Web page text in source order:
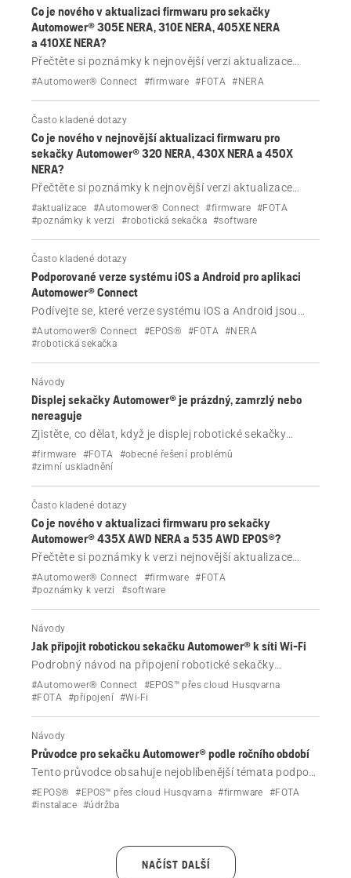
Co je nového v aktualizaci firmwaru pro sekačky
Automower® 305E NERA, 310E NERA, 405XE NERA
a 410XE NERA?
Přečtěte si poznámky k nejnovější verzi aktualizace
firmwaru pro sekačky Husqvarna Automower® 305E
#Automower® Connect #firmware #FOTA #NERA
Často kladené dotazy
Co je nového v nejnovější aktualizaci firmwaru pro
sekačky Automower® 320 NERA, 430X NERA a 450X
NERA?
Přečtěte si poznámky k nejnovější verzi aktualizace
firmwaru pro sekačky Husqvarna Automower® 320
NERA, 430X NERA a 450X NERA.
#aktualizace #Automower® Connect #firmware #FOTA
#poznámky k verzi
#robotická sekačka #software
Často kladené dotazy
Podporované verze systému iOS a Android pro aplikaci
Automower® Connect
Podívejte se, které verze systému iOS a Android jsou
podporovány aplikací Automower® Connect, proč je
důležité aktualizovat zařízení a jaký je dopad používání
#Automower® Connect #EPOS® #FOTA #NERA
#robotická sekačka
Návody
Displej sekačky Automower® je prázdný, zamrzlý nebo
nereaguje
Zjistěte, co dělat, když je displej robotické sekačky
Automower® černý, prázdný, zamrzlý nebo
zablokovaný na obrazovce aktualizace firmwaru.
kontaktovat prodejce.
#firmware #FOTA
#obecné řešení problémů
#zimní uskladnění
Často kladené dotazy
Co je nového v aktualizaci firmwaru pro sekačky
Automower® 435X AWD NERA a 535 AWD EPOS®?
Přečtěte si poznámky k verzi nejnovější aktualizace
firmwaru pro sekačky Husqvarna Automower® 435X
AWD NERA a 535 AWD EPOS®.
#Automower® Connect #firmware #FOTA
#poznámky k verzi
#software
Návody
Jak připojit robotickou sekačku Automower® k síti Wi-Fi
Podrobný návod na připojení robotické sekačky
Automower® k síti Wi-Fi. Obsahuje požadavky, pokyny
k nastavení a tipy ohledně dobrého pokrytí.
#Automower® Connect
#EPOS™ přes cloud Husqvarna
#FOTA #připojení #Wi-Fi
Návody
Průvodce pro sekačku Automower® podle ročního období
Tento průvodce obsahuje nejoblíbenější témata podpory
sekaček Automower® pro každé roční období, od
přípravy na jaro až po zimní uskladnění. Přečtěte si naše
o akumulátor, chytrých funkcí aplikace Automower
Connect a mnoha dalších oblastí.
#EPOS® #EPOS™ přes cloud Husqvarna #firmware
#FOTA
#instalace #údržba
NAČÍST DALŠÍ